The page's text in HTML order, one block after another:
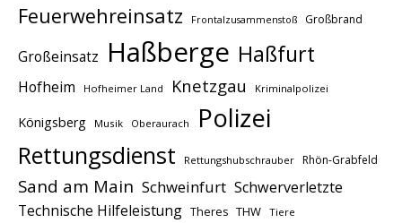
Feuerwehreinsatz Frontalzusammenstoß Großbrand
Großeinsatz Haßberge Haßfurt
Hofheim Hofheimer Land Knetzgau Kriminalpolizei
Königsberg Musik Oberaurach Polizei
Rettungsdienst Rettungshubschrauber Rhön-Grabfeld
Sand am Main Schweinfurt Schwerverletzte
Technische Hilfeleistung Theres THW Tiere